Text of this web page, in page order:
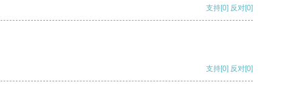
支持[0] 反对[0]
支持[0] 反对[0]